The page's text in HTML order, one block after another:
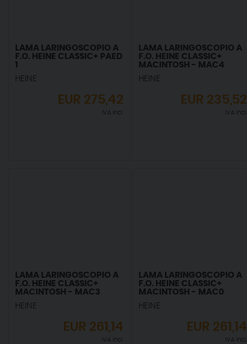
LAMA LARINGOSCOPIO A
F.O. HEINE CLASSIC+ PAED
1
HEINE
EUR 275,42
IVA incl.
LAMA LARINGOSCOPIO A
F.O. HEINE CLASSIC+
MACINTOSH - MAC4
HEINE
EUR 235,52
IVA incl.
LAMA LARINGOSCOPIO A
F.O. HEINE CLASSIC+
MACINTOSH - MAC3
HEINE
EUR 261,14
IVA incl.
LAMA LARINGOSCOPIO A
F.O. HEINE CLASSIC+
MACINTOSH - MAC0
HEINE
EUR 261,14
IVA incl.